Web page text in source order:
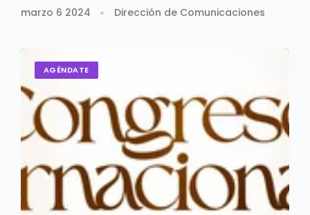
marzo 6 2024 Dirección de Comunicaciones
AGÉNDATE